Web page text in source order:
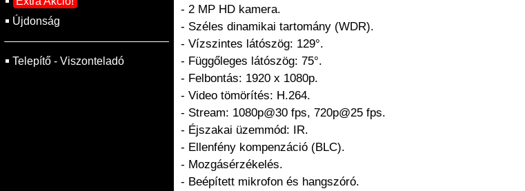
Újdonság
Telepítő - Viszonteladó
- 2 MP HD kamera.
- Széles dinamikai tartomány (WDR).
- Vízszintes látószög: 129°.
- Függőleges látószög: 75°.
- Felbontás: 1920 x 1080p.
- Video tömörítés: H.264.
- Stream: 1080p@30 fps, 720p@25 fps.
- Éjszakai üzemmód: IR.
- Ellenfény kompenzáció (BLC).
- Mozgásérzékelés.
- Beépített mikrofon és hangszóró.